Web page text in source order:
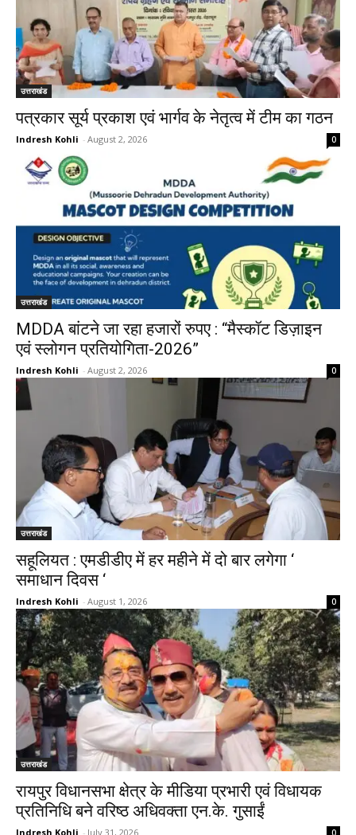
उत्तराखंड
पत्रकार सूर्य प्रकाश एवं भार्गव के नेतृत्व में टीम का गठन
Indresh Kohli - August 2, 2026 0
उत्तराखंड
MDDA बांटने जा रहा हजारों रुपए : “मैस्कॉट डिज़ाइन
एवं स्लोगन प्रतियोगिता-2026”
Indresh Kohli - August 2, 2026 0
उत्तराखंड
सहूलियत : एमडीडीए में हर महीने में दो बार लगेगा ‘
समाधान दिवस ‘
Indresh Kohli - August 1, 2026 0
उत्तराखंड
रायपुर विधानसभा क्षेत्र के मीडिया प्रभारी एवं विधायक
प्रतिनिधि बने वरिष्ठ अधिवक्ता एन.के. गुसाईं
Indresh Kohli - July 31, 2026 0